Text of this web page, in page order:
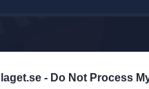
laget.se - Do Not Process